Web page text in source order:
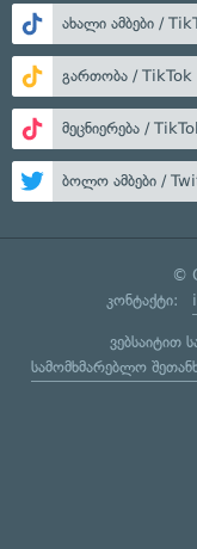
ახალი ამბები /
გართობა / TikTok
მეცნიერება /
ბოლო ამბები /
©
კონტაქტი:
ვებსაიტით
სამომხმარებლო